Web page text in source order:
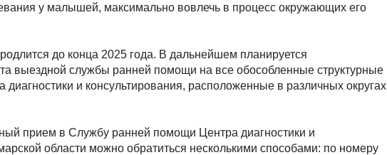
у малышей, максимально вовлечь в процесс окружающих его
до конца 2025 года. В дальнейшем планируется
выездной службы ранней помощи на все обособленные структурные
диагностики и консультирования, расположенные в различных округах
прием в Службу ранней помощи Центра диагностики и
области можно обратиться несколькими способами: по номеру